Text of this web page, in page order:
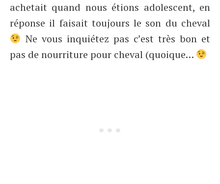
achetait quand nous étions adolescent, en
réponse il faisait toujours le son du cheval
Ne vous inquiétez pas c’est très bon et
pas de nourriture pour cheval (quoique…